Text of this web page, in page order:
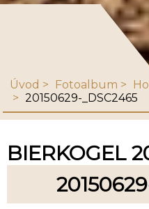
Úvod Fotoalbum
20150629-_DSC2465
BIERKOGEL